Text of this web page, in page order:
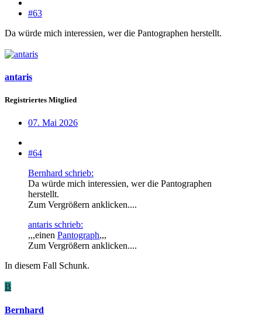
#63
Da würde mich interessien, wer die Pantographen herstellt.
antaris
Registriertes Mitglied
07. Mai 2026
#64
Bernhard schrieb:
Da würde mich interessien, wer die Pantographen
herstellt.
Zum Vergrößern anklicken....
antaris schrieb:
,,,einen Pantograph,,,
Zum Vergrößern anklicken....
In diesem Fall Schunk.
B
Bernhard